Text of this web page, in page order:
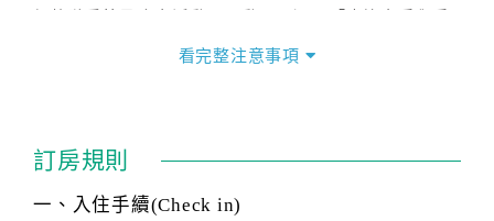
價」之當日價格為標準。
話方式異動訂單。
※非客服時間之申辦異動，皆為次日計算及辦理。
看完整注意事項
訂房規則
一、入住手續(Check in)